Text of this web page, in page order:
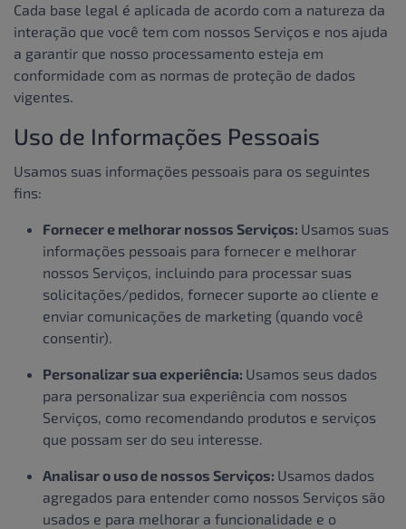
Cada base legal é aplicada de acordo com a natureza da
interação que você tem com nossos Serviços e nos ajuda
a garantir que nosso processamento esteja em
conformidade com as normas de proteção de dados
vigentes.
Uso de Informações Pessoais
Usamos suas informações pessoais para os seguintes
fins:
Fornecer e melhorar nossos Serviços: Usamos suas
informações pessoais para fornecer e melhorar
nossos Serviços, incluindo para processar suas
solicitações/pedidos, fornecer suporte ao cliente e
enviar comunicações de marketing (quando você
consentir).
Personalizar sua experiência: Usamos seus dados
para personalizar sua experiência com nossos
Serviços, como recomendando produtos e serviços
que possam ser do seu interesse.
Analisar o uso de nossos Serviços: Usamos dados
agregados para entender como nossos Serviços são
usados e para melhorar a funcionalidade e o